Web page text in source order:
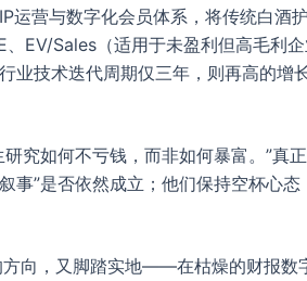
运营与数字化会员体系，将传统白酒
EV/Sales（适用于未盈利但高毛利
技术迭代周期仅三年，则再高的增
究如何不亏钱，而非如何暴富。”
”是否依然成立；他们保持空杯心
向，又脚踏实地——在枯燥的财报数